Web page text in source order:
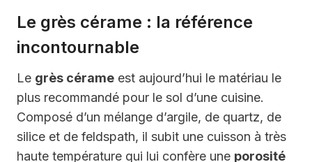
Le grès cérame : la référence
incontournable
Le grès cérame est aujourd’hui le matériau le
plus recommandé pour le sol d’une cuisine.
Composé d’un mélange d’argile, de quartz, de
silice et de feldspath, il subit une cuisson à très
haute température qui lui confère une porosité